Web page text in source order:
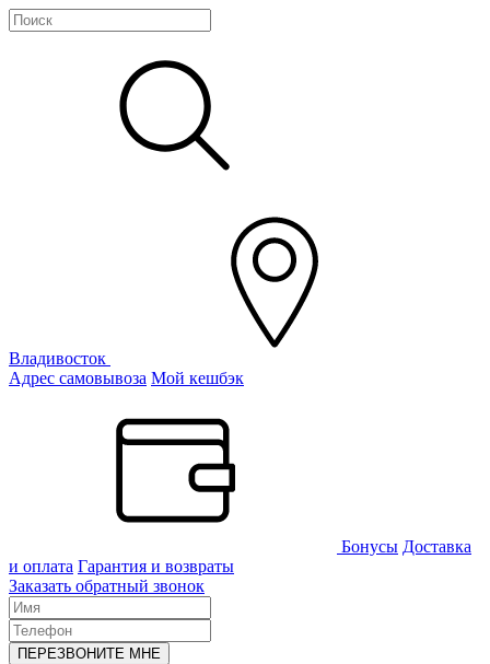
Владивосток
Адрес самовывоза Мой кешбэк
Бонусы Доставка
и оплата Гарантия и возвраты
Заказать обратный звонок
ПЕРЕЗВОНИТЕ МНЕ